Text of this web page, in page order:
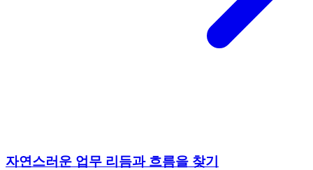
자연스러운 업무 리듬과 흐름을 찾기